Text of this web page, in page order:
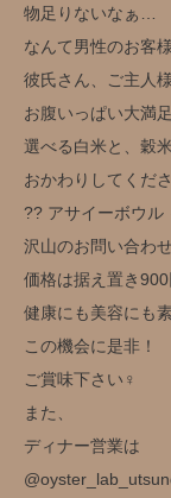
物足りないなぁ…
なんて男性のお客
彼氏さん、ご主人
お腹いっぱい大満足
選べる白米と、穀
おかわりしてくだ
?? アサイーボウル
沢山のお問い合わ
価格は据え置き900
健康にも美容にも
この機会に是非！
ご賞味下さい‍♀️
また、
ディナー営業は